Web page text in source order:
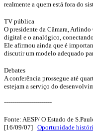
realmente a quem está fora do
TV pública
O presidente da Câmara,
digital e o analógico,
Ele afirmou ainda que é
discutir um modelo adequado
Debates
A conferência prossegue até
estejam a serviço do
------------------------
Fonte: AESP/ O Estado de
[16/09/07] Oportunidade